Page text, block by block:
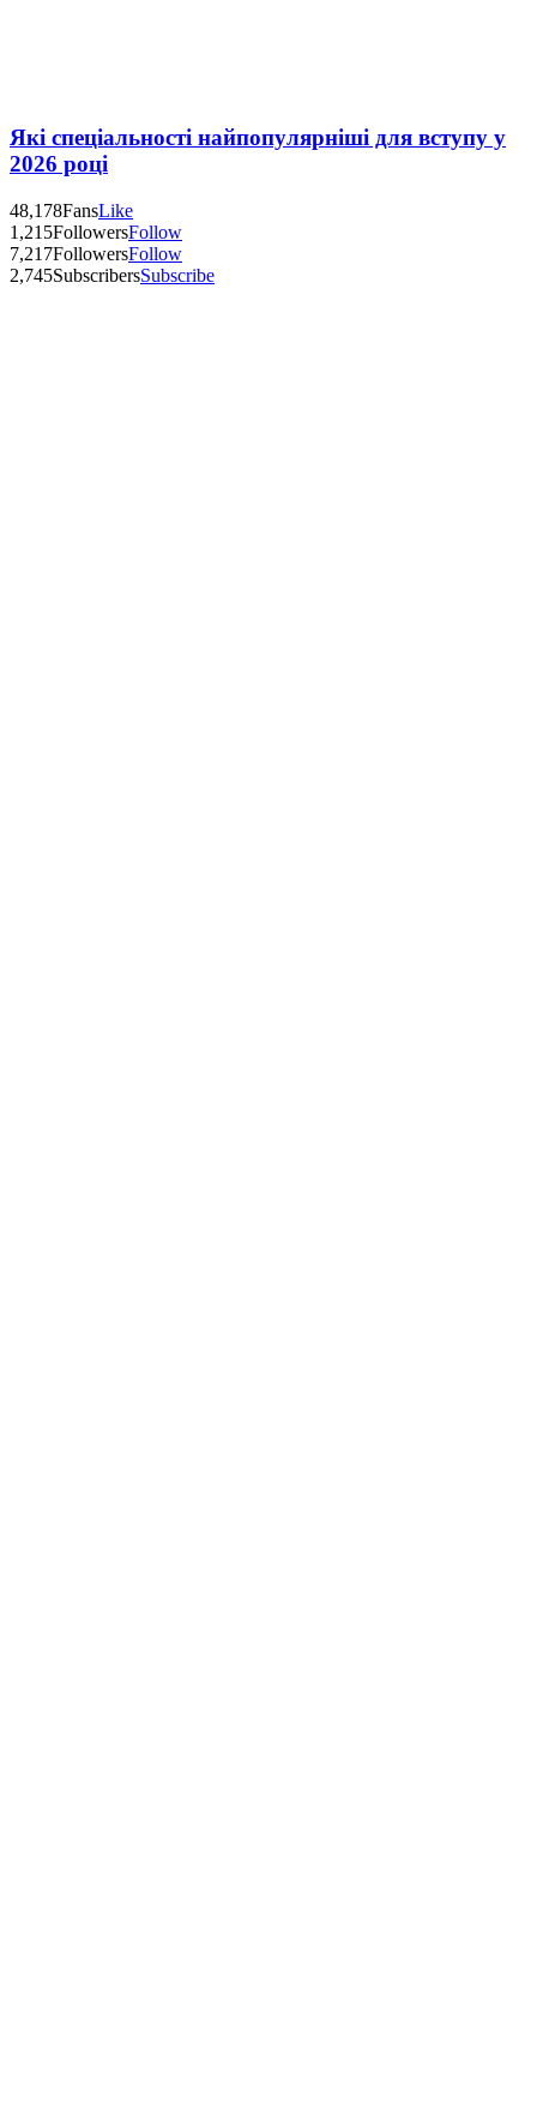
Які спеціальності найпопулярніші для вступу у
2026 році
48,178FansLike
1,215FollowersFollow
7,217FollowersFollow
2,745SubscribersSubscribe